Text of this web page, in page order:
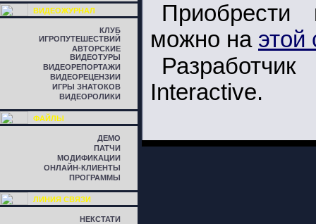
ВИДЕОЖУРНАЛ
КЛУБ
ИГРОПУТЕШЕСТВИЙ
АВТОРСКИЕ
ВИДЕОТУРЫ
ВИДЕОРЕПОРТАЖИ
ВИДЕОРЕЦЕНЗИИ
ИГРЫ ЗНАТОКОВ
ВИДЕОРОЛИКИ
ФАЙЛЫ
ДЕМО
ПАТЧИ
МОДИФИКАЦИИ
ОНЛАЙН-КЛИЕНТЫ
ПРОГРАММЫ
ЛИНИЯ СВЯЗИ
НЕКСТАТИ
Приобрести
можно на этой
Interactive.